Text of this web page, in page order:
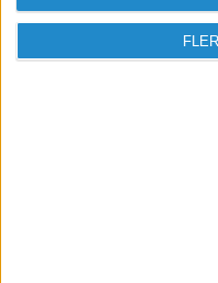
Anmäl dig till ett